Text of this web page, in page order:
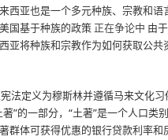
西亚也是一个多元种族、宗教和语
国基于种族的政策 正在争论中 由
亚将种族和宗教作为如何获取公共
法定义为穆斯林并遵循马来文化
”的一部分，“土著”是一个人口类
群体可获得优惠的银行贷款利率和